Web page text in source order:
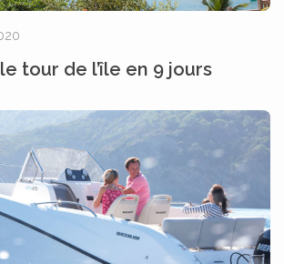
tour de l’île en 9 jours